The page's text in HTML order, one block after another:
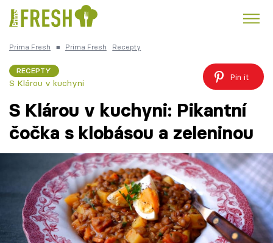
Česká kuchyně
Témata
Recepty
Články
Prima Fresh ■ Prima Fresh Recepty
RECEPTY
S Klárou v kuchyni
Pin it
S Klárou v kuchyni: Pikantní
čočka s klobásou a zeleninou